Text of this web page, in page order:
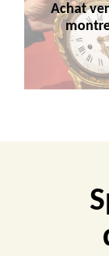
Achat